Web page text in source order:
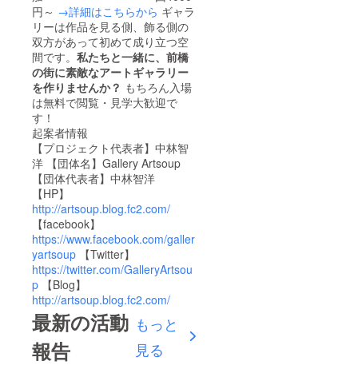
円～ →詳細はこちらから ギャラ
リーは作品を見る側、飾る側の
双方があって初めて成り立つ空
間です。 私たちと一緒に、前橋
の街に素敵なアートギャラリー
を作りませんか？ もちろん入場
は無料で閲覧・見学大歓迎で
す！
起案者情報
【プロジェクト代表者】中林智
洋 【団体名】Gallery Artsoup
【団体代表者】中林智洋
【HP】
http://artsoup.blog.fc2.com/
【facebook】
https://www.facebook.com/galler
yartsoup 【Twitter】
https://twitter.com/GalleryArtsou
p 【Blog】
http://artsoup.blog.fc2.com/
最新の活動
報告
もっと
見る